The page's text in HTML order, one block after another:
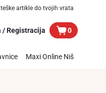
artikle do tvojih vrata
/ Registracija 0
Maxi Online Niš